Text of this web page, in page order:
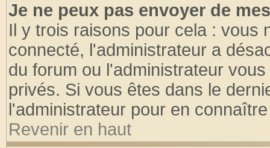
Je ne peux pas envoyer de
Il y trois raisons pour cela : vous
connecté, l'administrateur a
du forum ou l'administrateur
privés. Si vous êtes dans le
l'administrateur pour en
Revenir en haut